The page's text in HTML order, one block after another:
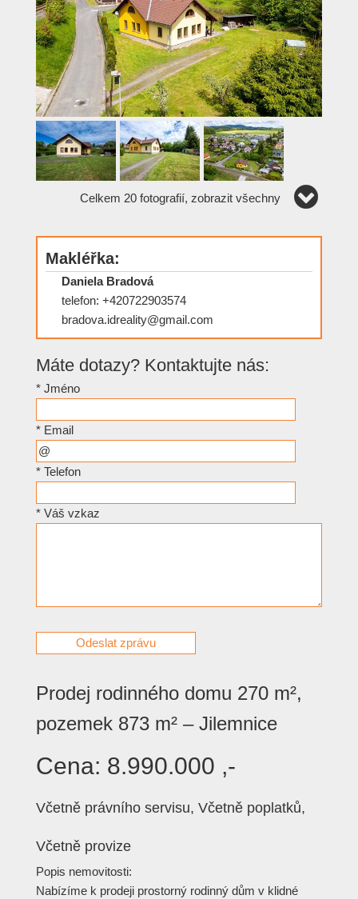
Celkem 20 fotografií, zobrazit všechny
Makléřka:
Daniela Bradová
telefon: +420722903574
bradova.idreality@gmail.com
Máte dotazy? Kontaktujte nás:
* Jméno
* Email
* Telefon
* Váš vzkaz
Prodej rodinného domu 270 m²,
pozemek 873 m² – Jilemnice
Cena: 8.990.000 ,-
Včetně právního servisu, Včetně poplatků,
Včetně provize
Popis nemovitosti:
Nabízíme k prodeji prostorný rodinný dům v klidné